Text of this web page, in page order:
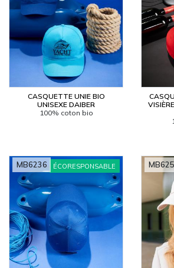
CASQUETTE UNIE BIO
UNISEXE DAIBER
100% coton bio
ÉCORESPONSABLE
MB6236